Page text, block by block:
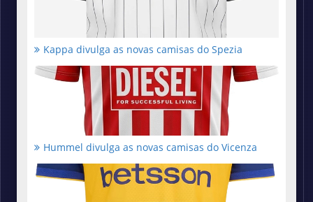
Kappa divulga as novas camisas do Spezia
Hummel divulga as novas camisas do Vicenza